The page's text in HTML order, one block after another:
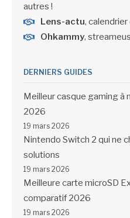
autres !
Lens-actu,
Ohkammy,
DERNIERS GUIDES
Meilleur casque gaming à
2026
19 mars 2026
Nintendo Switch 2 qui ne
solutions
19 mars 2026
Meilleure carte microSD
comparatif 2026
19 mars 2026